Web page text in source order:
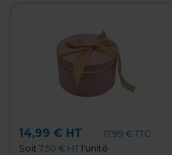
14,99 € HT
17,99 € TTC
Soit 7,50 € HTl'unité